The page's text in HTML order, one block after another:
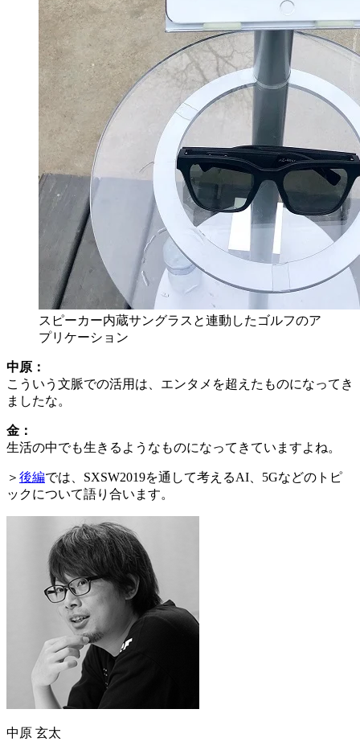
スピーカー内蔵サングラスと連動したゴルフのア
プリケーション
中原：
こういう文脈での活用は、エンタメを超えたものになってき
ましたな。
金：
生活の中でも生きるようなものになってきていますよね。
＞ 後編では、SXSW2019を通して考えるAI、5Gなどのトピ
ックについて語り合います。
中原 玄太